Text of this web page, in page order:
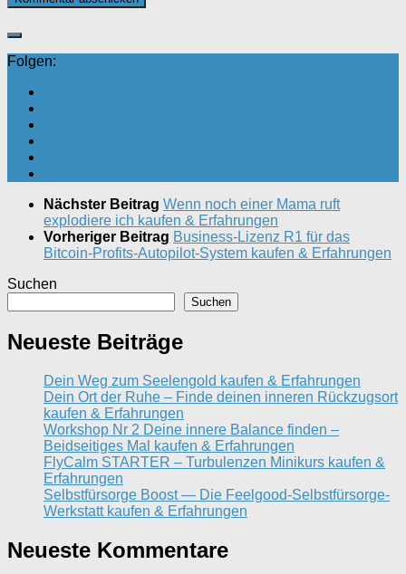
Folgen:
Nächster Beitrag Wenn noch einer Mama ruft
explodiere ich kaufen & Erfahrungen
Vorheriger Beitrag Business-Lizenz R1 für das
Bitcoin-Profits-Autopilot-System kaufen & Erfahrungen
Suchen
Suchen
Neueste Beiträge
Dein Weg zum Seelengold kaufen & Erfahrungen
Dein Ort der Ruhe – Finde deinen inneren Rückzugsort
kaufen & Erfahrungen
Workshop Nr 2 Deine innere Balance finden –
Beidseitiges Mal kaufen & Erfahrungen
FlyCalm STARTER – Turbulenzen Minikurs kaufen &
Erfahrungen
Selbstfürsorge Boost — Die Feelgood-Selbstfürsorge-
Werkstatt kaufen & Erfahrungen
Neueste Kommentare